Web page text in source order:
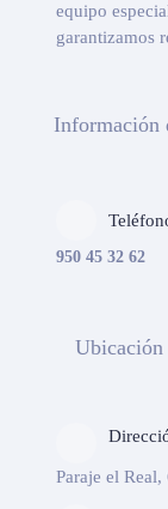
equipo
garantizamos
Información
950 45 32 62
Ubicación
Paraje el